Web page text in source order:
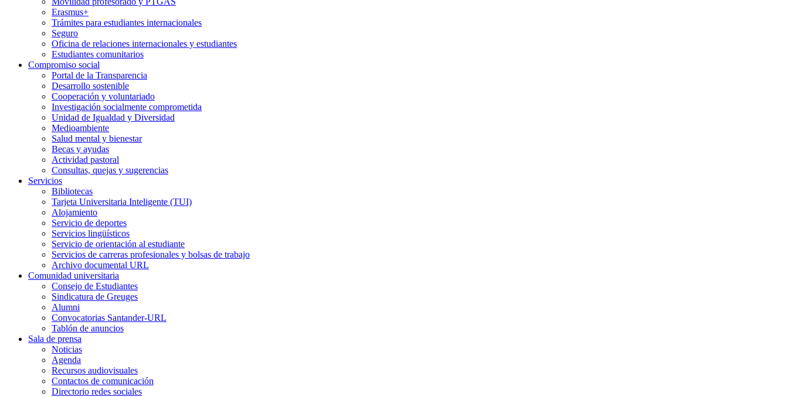
Erasmus+
Trámites para estudiantes internacionales
Seguro
Oficina de relaciones internacionales y estudiantes
Estudiantes comunitarios
Compromiso social
Portal de la Transparencia
Desarrollo sostenible
Cooperación y voluntariado
Investigación socialmente comprometida
Unidad de Igualdad y Diversidad
Medioambiente
Salud mental y bienestar
Becas y ayudas
Actividad pastoral
Consultas, quejas y sugerencias
Servicios
Bibliotecas
Tarjeta Universitaria Inteligente (TUI)
Alojamiento
Servicio de deportes
Servicios lingüísticos
Servicio de orientación al estudiante
Servicios de carreras profesionales y bolsas de trabajo
Archivo documental URL
Comunidad universitaria
Consejo de Estudiantes
Sindicatura de Greuges
Alumni
Convocatorias Santander-URL
Tablón de anuncios
Sala de prensa
Noticias
Agenda
Recursos audiovisuales
Contactos de comunicación
Directorio redes sociales